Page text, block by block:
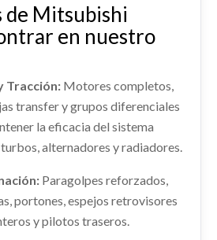
Consultar
IZQUIERDO usado.
(L040) 2500 TD (4-PTAS.)
Consultar
DELANTERA DERECHA usado.
(L040) 2500 TD (4-PTAS.)
Consultar
Consultar
DELANTERO
DELANTERO IZQUIERDO
(L040) 2500 TD (4-PTAS.)
de Mitsubishi
en nuestro
Tracción: Motores completos,
transfer y grupos diferenciales
la eficacia del sistema
alternadores y radiadores.
Paragolpes reforzados,
portones, espejos retrovisores
y pilotos traseros.